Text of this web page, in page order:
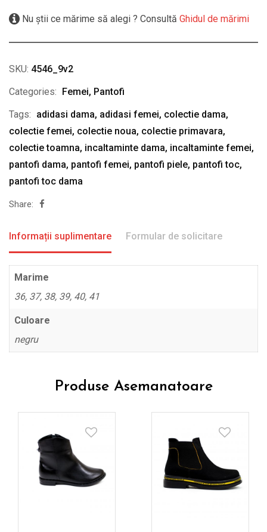
Nu știi ce mărime să alegi ? Consultă Ghidul de mărimi
SKU: 4546_9v2
Categories: Femei, Pantofi
Tags: adidasi dama, adidasi femei, colectie dama,
colectie femei, colectie noua, colectie primavara,
colectie toamna, incaltaminte dama, incaltaminte femei,
pantofi dama, pantofi femei, pantofi piele, pantofi toc,
pantofi toc dama
Share:
Informații suplimentare Formular de solicitare
Marime
36, 37, 38, 39, 40, 41
Culoare
negru
Produse Asemanatoare